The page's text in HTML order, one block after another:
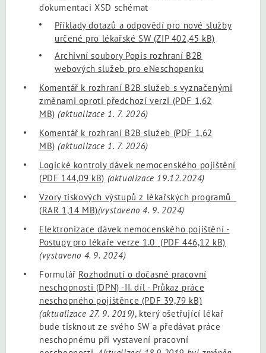
dokumentaci XSD schémat
Příklady dotazů a odpovědí pro nové služby
určené pro lékařské SW(ZIP 402,45 kB)
Archivní soubory Popis rozhraní B2B
webových služeb pro eNeschopenku
Komentář k rozhraní B2B služeb s vyznačenými
změnami oproti předchozí verzi (PDF 1,62
MB) (aktualizace 1. 7. 2026)
Komentář k rozhraní B2B služeb (PDF 1,62
MB) (aktualizace 1. 7. 2026)
Logické kontroly dávek nemocenského pojištění
(PDF 144,09 kB) (aktualizace 19.12.2024)
Vzory tiskových výstupů z lékařských programů
(RAR 1,14 MB)(vystaveno 4. 9. 2024)
Elektronizace dávek nemocenského pojištění -
Postupy pro lékaře verze 1.0 (PDF 446,12 kB)
(vystaveno 4. 9. 2024)
Formulář Rozhodnutí o dočasné pracovní
neschopnosti (DPN) -II. díl - Průkaz práce
neschopného pojištěnce (PDF 39,79 kB)
(aktualizace 27. 9. 2019), který ošetřující lékař
bude tisknout ze svého SW a předávat práce
neschopnému při vystavení pracovní